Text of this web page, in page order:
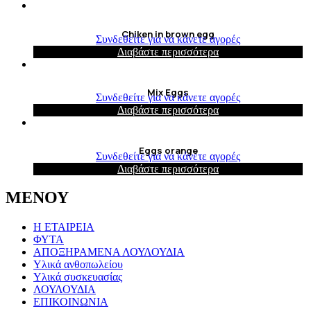
Chiken in brown egg
Συνδεθείτε για να κάνετε αγορές
Διαβάστε περισσότερα
Mix Eggs
Συνδεθείτε για να κάνετε αγορές
Διαβάστε περισσότερα
Eggs orange
Συνδεθείτε για να κάνετε αγορές
Διαβάστε περισσότερα
ΜΕΝΟΥ
Η ΕΤΑΙΡΕΙΑ
ΦΥΤΑ
ΑΠΟΞΗΡΑΜΕΝΑ ΛΟΥΛΟΥΔΙΑ
Υλικά ανθοπωλείου
Υλικά συσκευασίας
ΛΟΥΛΟΥΔΙΑ
ΕΠΙΚΟΙΝΩΝΙΑ